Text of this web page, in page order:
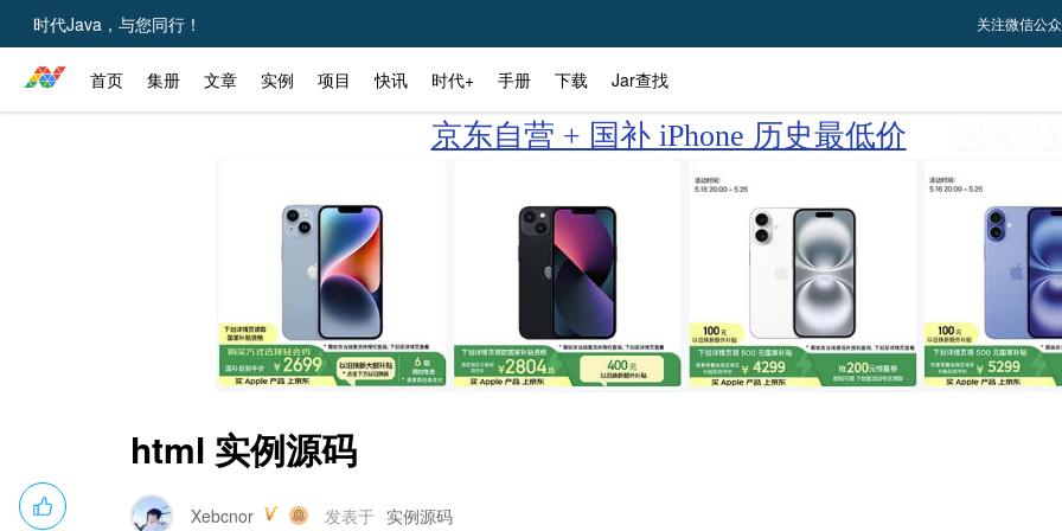
时代Java，与您同行！ 关注微信公
首页 集册 文章 实例 项目 快讯 时代+ 手册 下载 Jar查找
京东自营 + 国补 iPhone 历史最低价
html 实例源码
Xebcnor 发表于 实例源码